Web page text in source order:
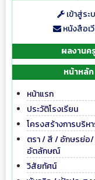
เข้าสู่ระ
หนังสือเ
ผลงานครู
หน้าหลัก
หน้าแรก
ประวัติโรงเรียน
โครงสร้างการบริห
ตรา / สี / อักษรย่อ
อัตลักษณ์
วิสัยทัศน์